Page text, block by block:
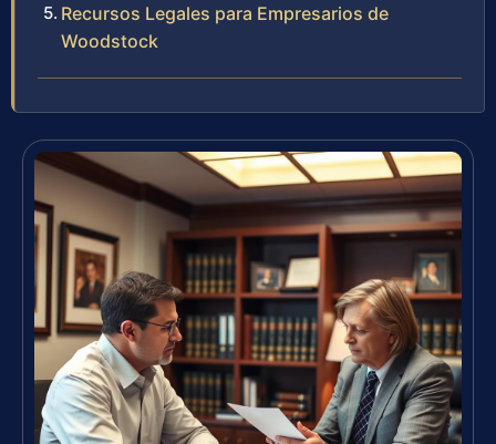
Recursos Legales para Empresarios de
Woodstock